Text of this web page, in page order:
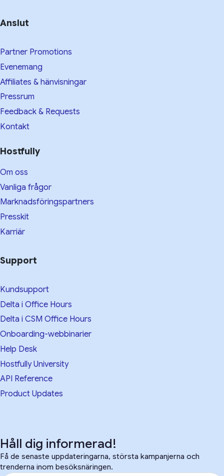
Anslut
Partner Promotions
Evenemang
Affiliates & hänvisningar
Pressrum
Feedback & Requests
Kontakt
Hostfully
Om oss
Vanliga frågor
Marknadsföringspartners
Presskit
Karriär
Support
Kundsupport
Delta i Office Hours
Delta i CSM Office Hours
Onboarding-webbinarier
Help Desk
Hostfully University
API Reference
Product Updates
Håll dig informerad!
Få de senaste uppdateringarna, största kampanjerna och
trenderna inom besöksnäringen.